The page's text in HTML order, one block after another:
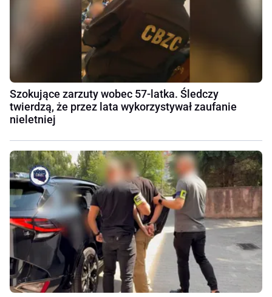
Szokujące zarzuty wobec 57-latka. Śledczy
twierdzą, że przez lata wykorzystywał zaufanie
nieletniej